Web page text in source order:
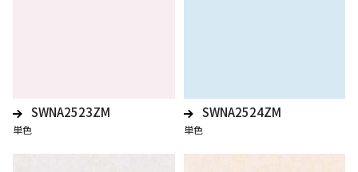
SWNA2523ZM
単色
SWNA2524ZM
単色